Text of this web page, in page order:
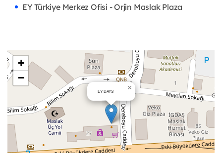
EY Türkiye Merkez Ofisi - Orjin Maslak Plaza
EY DAYS ×
+
−